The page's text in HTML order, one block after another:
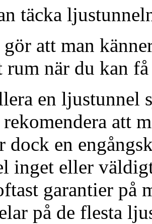
täcka
att man
när du kan
en ljustunnel
att
dock en
inget eller
garantier på
på de flesta